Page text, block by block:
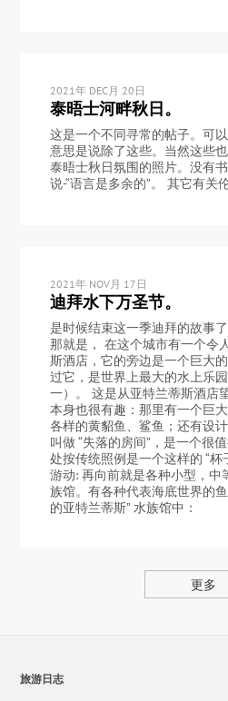
2021年 DEC月 20日
泰晤士河畔秋日。
这是一个不同寻常的帖子。可
意思是说除了这些。当然这些
泰晤士秋日氛围的照片。没有
说-“语言是多余的”。 其它有关
2021年 NOV月 17日
迪拜水下万圣节。
是时候结束这一季迪拜的故事
那就是， 在这个城市有一个令
斯酒店，它的旁边是一个巨大
过它，是世界上最大的水上乐
一）。 这是从亚特兰蒂斯酒店
本身也很有趣：那里有一个巨
各样的黄貂鱼、鲨鱼；还有设计
叫做 “失落的房间”，是一个很
处按传统照例是一个这样的 “杯
游动: 再向前就是各种小型，中
族馆。有各种代表海底世界的
的亚特兰蒂斯” 水族馆中：
更多
旅游日志